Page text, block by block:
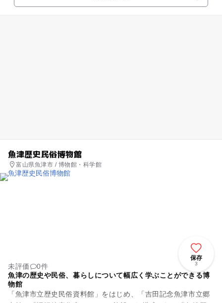
魚津歴史民俗博物館
富山県魚津市 / 博物館・科学館
保存
3
未評価
0件
魚津の歴史や民俗、暮らしについて幅広く学ぶことができる博
物館
「魚津市立歴史民俗資料館」をはじめ、「吉田記念魚津市立郷